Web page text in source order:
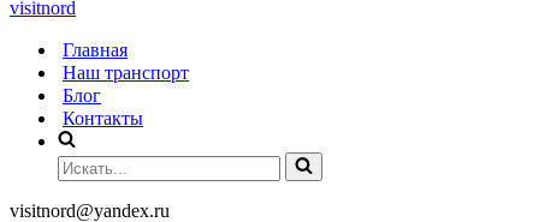
visitnord
Главная
Наш транспорт
Блог
Контакты
visitnord@yandex.ru